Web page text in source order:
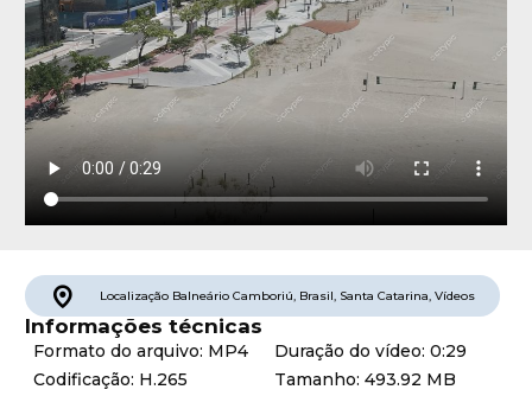
Localização Balneário Camboriú, Brasil, Santa Catarina, Vídeos
Informações técnicas
Formato do arquivo: MP4
Codificação: H.265
Duração do vídeo: 0:29
Tamanho: 493.92 MB